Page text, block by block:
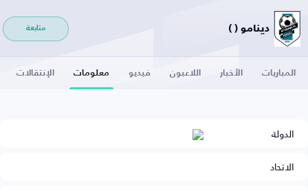
دينامو ( ) متابعة
المباريات الأخبار اللاعبون فيديو معلومات الإنتقالات
الدولة
الاتحاد